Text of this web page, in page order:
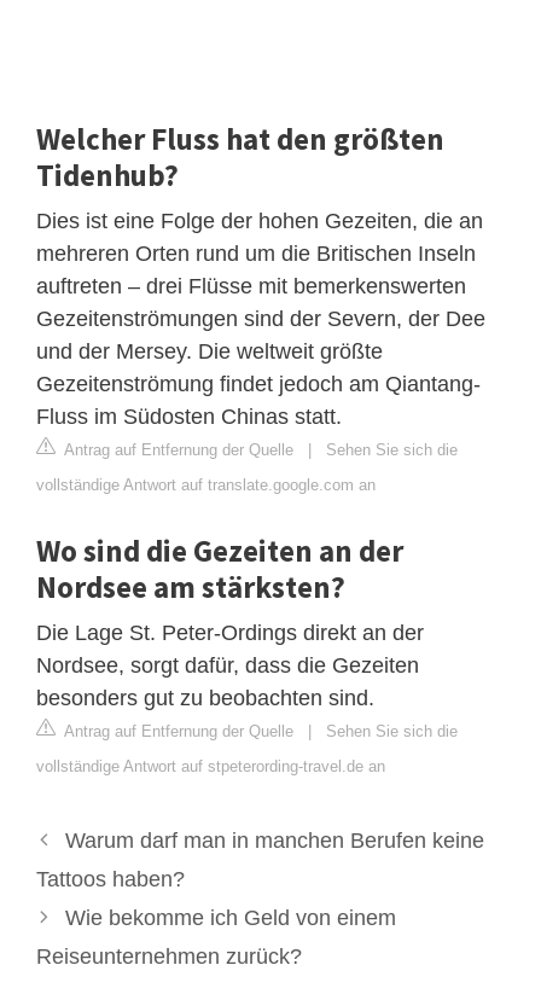
Welcher Fluss hat den größten
Tidenhub?
Dies ist eine Folge der hohen Gezeiten, die an
mehreren Orten rund um die Britischen Inseln
auftreten – drei Flüsse mit bemerkenswerten
Gezeitenströmungen sind der Severn, der Dee
und der Mersey. Die weltweit größte
Gezeitenströmung findet jedoch am Qiantang-
Fluss im Südosten Chinas statt.
Antrag auf Entfernung der Quelle | Sehen Sie sich die
vollständige Antwort auf translate.google.com an
Wo sind die Gezeiten an der
Nordsee am stärksten?
Die Lage St. Peter-Ordings direkt an der
Nordsee, sorgt dafür, dass die Gezeiten
besonders gut zu beobachten sind.
Antrag auf Entfernung der Quelle | Sehen Sie sich die
vollständige Antwort auf stpeterording-travel.de an
Warum darf man in manchen Berufen keine
Tattoos haben?
Wie bekomme ich Geld von einem
Reiseunternehmen zurück?